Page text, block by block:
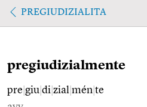
PREGIUDIZIALITA
pregiudizialmente
pre giu di zial mén te